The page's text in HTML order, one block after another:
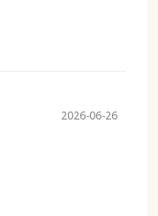
2026-06-26